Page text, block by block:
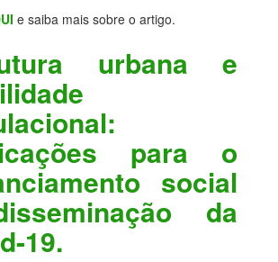
e saiba mais sobre o artigo.
urbana e
para o
social
da
19.